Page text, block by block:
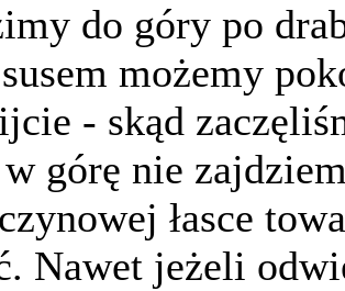
do góry po
możemy
- skąd
górę nie
łasce
Nawet jeżeli